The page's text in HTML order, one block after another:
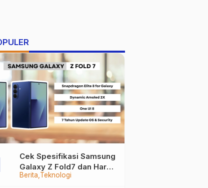
Berita Teknologi
Cek Spesifikasi Samsung
Galaxy Z Fold7 dan Harga
Resminya